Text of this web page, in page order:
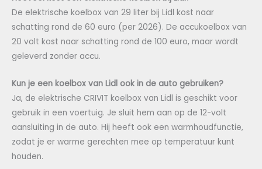
De elektrische koelbox van 29 liter bij Lidl kost naar
schatting rond de 60 euro (per 2026). De accukoelbox van
20 volt kost naar schatting rond de 100 euro, maar wordt
geleverd zonder accu.
Kun je een koelbox van Lidl ook in de auto gebruiken?
Ja, de elektrische CRIVIT koelbox van Lidl is geschikt voor
gebruik in een voertuig. Je sluit hem aan op de 12-volt
aansluiting in de auto. Hij heeft ook een warmhoudfunctie,
zodat je er warme gerechten mee op temperatuur kunt
houden.